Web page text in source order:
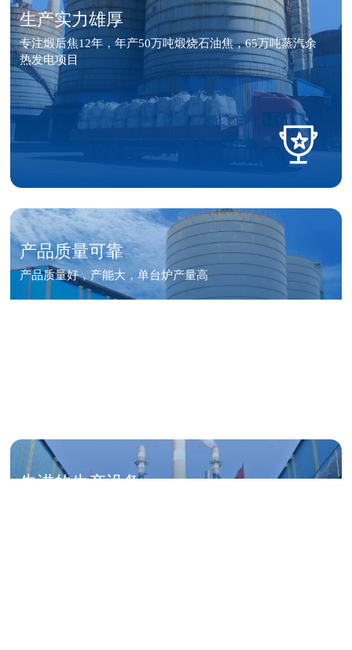
生产实力雄厚
专注煅后焦12年，年产50万吨煅烧石油焦，65万吨蒸汽余
热发电项目
产品质量可靠
产品质量好，产能大，单台炉产量高
先进的生产设备